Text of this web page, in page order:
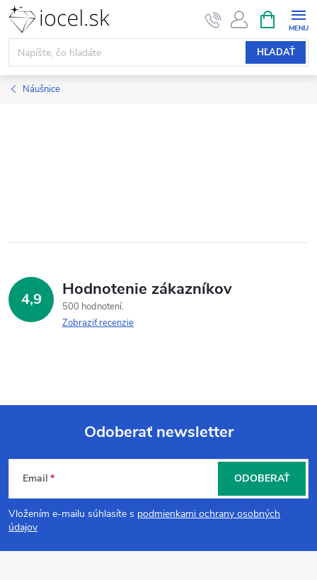
Prejsť
obsah
HĽADAŤ
KOŠÍK
Náušnice
4,9 Hodnotenie zákazníkov
500 hodnotení
Zobraziť recenzie
Z
á
p
Odoberať newsletter
Email
Vložením e-mailu súhlasíte s podmienkami ochrany osobných
údajov
ODOBERAŤ